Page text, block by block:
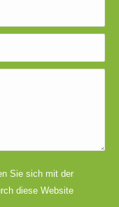
Sie sich mit der
diese Website